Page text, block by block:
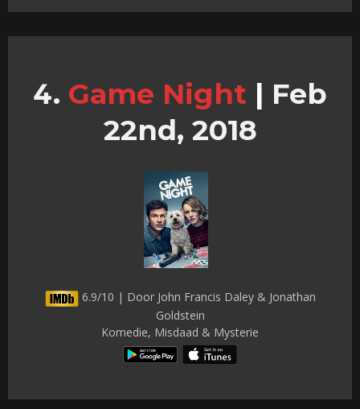
Game Night | Feb
22nd, 2018
6.9/10 | Door John Francis Daley & Jonathan
Goldstein
Komedie, Misdaad & Mysterie